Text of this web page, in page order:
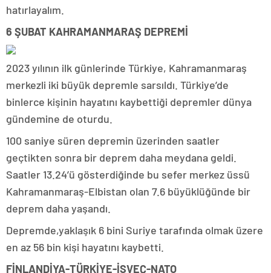
hatırlayalım.
6 ŞUBAT KAHRAMANMARAŞ DEPREMİ
2023 yılının ilk günlerinde Türkiye, Kahramanmaraş
merkezli iki büyük depremle sarsıldı. Türkiye’de
binlerce kişinin hayatını kaybettiği depremler dünya
gündemine de oturdu.
100 saniye süren depremin üzerinden saatler
geçtikten sonra bir deprem daha meydana geldi.
Saatler 13.24’ü gösterdiğinde bu sefer merkez üssü
Kahramanmaraş-Elbistan olan 7.6 büyüklüğünde bir
deprem daha yaşandı.
Depremde,yaklaşık 6 bini Suriye tarafında olmak üzere
en az 56 bin kişi hayatını kaybetti.
FİNLANDİYA-TÜRKİYE-İSVEÇ-NATO